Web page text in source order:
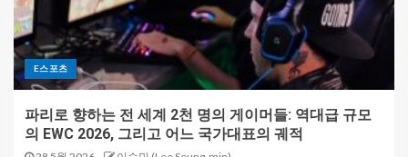
E스포츠
파리로 향하는 전 세계 2천 명의 게이머들: 역대급 규모
의 EWC 2026, 그리고 어느 국가대표의 궤적